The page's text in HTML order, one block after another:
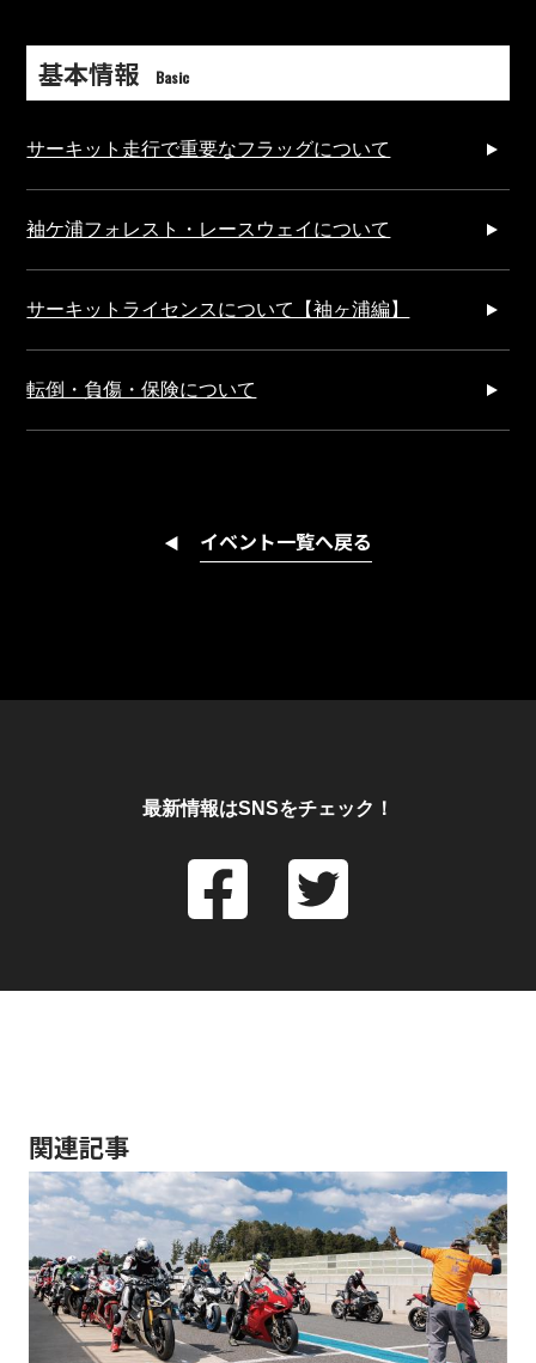
基本情報 Basic
サーキット走行で重要なフラッグについて
袖ケ浦フォレスト・レースウェイについて
サーキットライセンスについて【袖ヶ浦編】
転倒・負傷・保険について
◀︎ イベント一覧へ戻る
最新情報はSNSをチェック！
関連記事